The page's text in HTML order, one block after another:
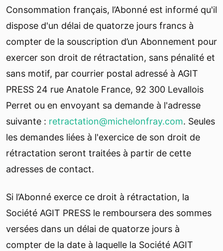
Consommation français, l’Abonné est informé qu'il
dispose d'un délai de quatorze jours francs à
compter de la souscription d’un Abonnement pour
exercer son droit de rétractation, sans pénalité et
sans motif, par courrier postal adressé à AGIT
PRESS 24 rue Anatole France, 92 300 Levallois
Perret ou en envoyant sa demande à l'adresse
suivante : retractation@michelonfray.com. Seules
les demandes liées à l'exercice de son droit de
rétractation seront traitées à partir de cette
adresses de contact.
Si l’Abonné exerce ce droit à rétractation, la
Société AGIT PRESS le remboursera des sommes
versées dans un délai de quatorze jours à
compter de la date à laquelle la Société AGIT